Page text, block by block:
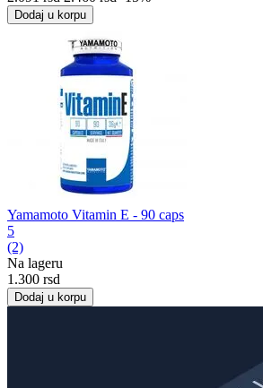
Dodaj u korpu
Yamamoto Vitamin E - 90 caps
5
(2)
Na lageru
1.300 rsd
Dodaj u korpu